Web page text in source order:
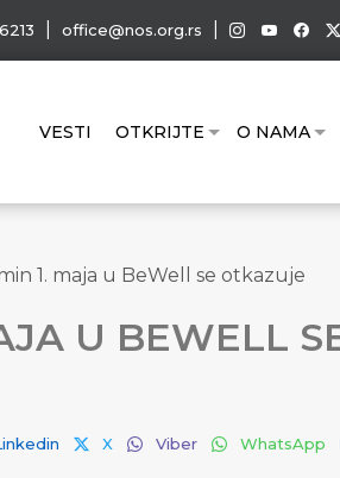
office@nos.org.rs
VESTI OTKRIJTE O NAMA
1. maja u BeWell se otkazuje
U BEWELL
X Viber WhatsApp